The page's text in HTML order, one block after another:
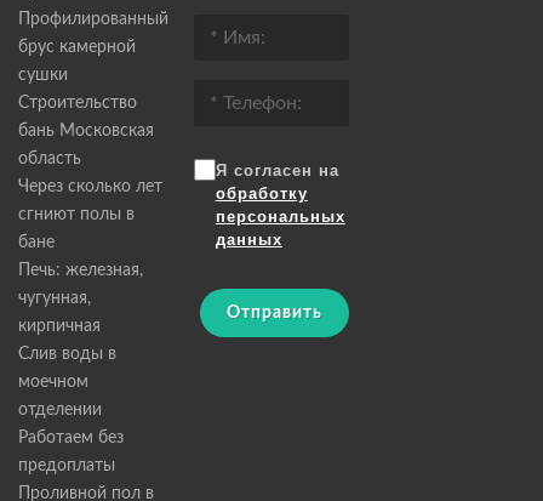
Профилированный
брус камерной
сушки
Строительство
бань Московская
область
Через сколько лет
сгниют полы в
бане
Печь: железная,
чугунная,
кирпичная
Слив воды в
моечном
отделении
Работаем без
предоплаты
Проливной пол в
Я согласен на
обработку
персональных
данных
Отправить